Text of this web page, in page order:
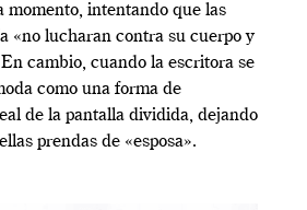
momento, intentando que las
«no lucharan contra su cuerpo y
cambio, cuando la escritora se
como una forma de
de la pantalla dividida, dejando
prendas de «esposa».